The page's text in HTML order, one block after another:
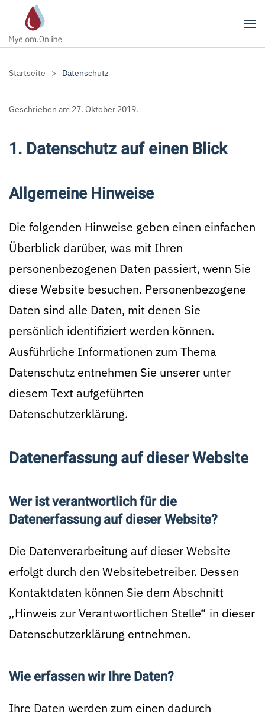
Zum Hauptinhalt springen
Startseite Datenschutz
Geschrieben am 27. Oktober 2019.
1. Datenschutz auf einen Blick
Allgemeine Hinweise
Die folgenden Hinweise geben einen einfachen
Überblick darüber, was mit Ihren
personenbezogenen Daten passiert, wenn Sie
diese Website besuchen. Personenbezogene
Daten sind alle Daten, mit denen Sie
persönlich identifiziert werden können.
Ausführliche Informationen zum Thema
Datenschutz entnehmen Sie unserer unter
diesem Text aufgeführten
Datenschutzerklärung.
Datenerfassung auf dieser Website
Wer ist verantwortlich für die
Datenerfassung auf dieser Website?
Die Datenverarbeitung auf dieser Website
erfolgt durch den Websitebetreiber. Dessen
Kontaktdaten können Sie dem Abschnitt
„Hinweis zur Verantwortlichen Stelle“ in dieser
Datenschutzerklärung entnehmen.
Wie erfassen wir Ihre Daten?
Ihre Daten werden zum einen dadurch